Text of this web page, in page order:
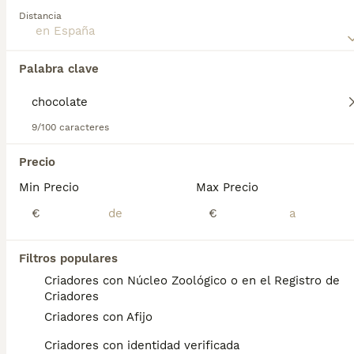
Distancia
Palabra clave
9/100 caracteres
Precio
Min Precio
€
Max Precio
€
Filtros populares
Criadores con Núcleo Zoológico o en el Registro de
Criadores
Criadores con Afijo
Criadores con identidad verificada
su carácter cariñoso y su adaptabilidad a la vida en
apartamentos.
Si deseas exactamente esta búsqueda guarda tu
¿Diferencia entre pincher y
ratón de Praga?
La diferencias básicas son: El ratón de praga